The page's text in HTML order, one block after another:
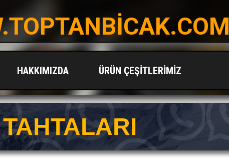
HAKKIMIZDA ÜRÜN ÇEŞİTLERİMİZ